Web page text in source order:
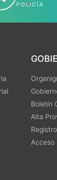
POLICÍA
Boletín
Alta
Acceso